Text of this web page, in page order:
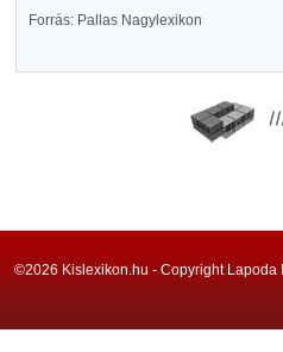
Forrás: Pallas Nagylexikon
©2026 Kislexikon.hu - Copyright Lapoda